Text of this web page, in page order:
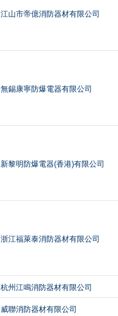
江山市帝億消防器材有限公司
無錫康寧防爆電器有限公司
新黎明防爆電器(香港)有限公司
浙江福萊泰消防器材有限公司
杭州江鳴消防器材有限公司
威聯消防器材有限公司